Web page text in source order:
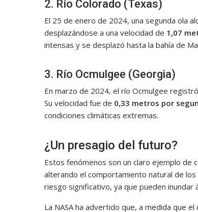
2. Río Colorado (Texas)
El 25 de enero de 2024, una segunda ola
desplazándose a una velocidad de 1,07
intensas y se desplazó hasta la bahía de
3. Río Ocmulgee (Georgia)
En marzo de 2024, el río Ocmulgee
Su velocidad fue de 0,33 metros por
condiciones climáticas extremas.
¿Un presagio del futuro?
Estos fenómenos son un claro ejemplo de
alterando el comportamiento natural de
riesgo significativo, ya que pueden
La NASA ha advertido que, a medida que